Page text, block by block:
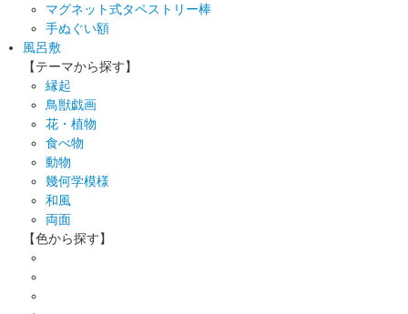
マグネット式タペストリー棒
手ぬぐい額
風呂敷
【テーマから探す】
縁起
鳥獣戯画
花・植物
食べ物
動物
幾何学模様
和風
両面
【色から探す】